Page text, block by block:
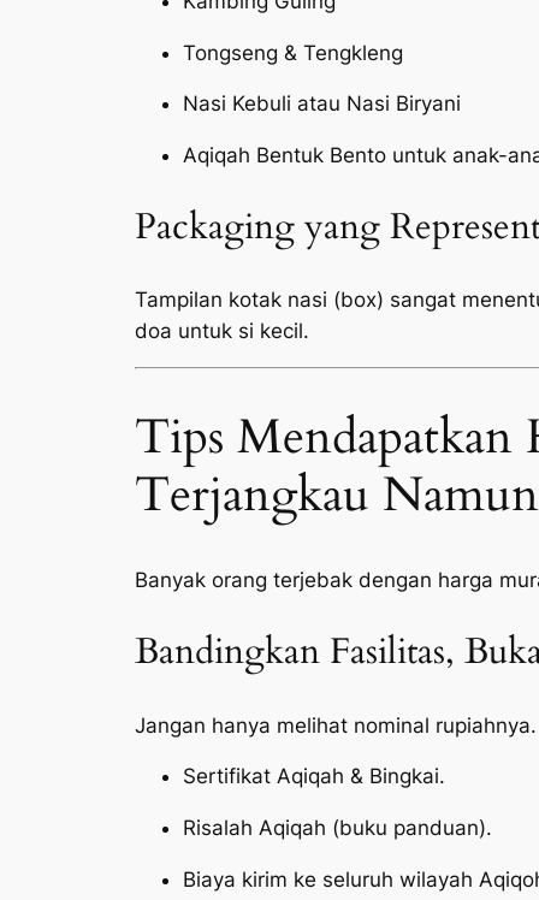
Tongseng & Tengkleng
Nasi Kebuli atau Nasi Biryani
Aqiqah Bentuk Bento untuk anak-
Packaging yang
Tampilan kotak nasi (box) sangat
doa untuk si kecil.
Tips Mendapatkan
Terjangkau
Banyak orang terjebak dengan harga
Bandingkan Fasilitas,
Jangan hanya melihat nominal
Sertifikat Aqiqah & Bingkai.
Risalah Aqiqah (buku panduan).
Biaya kirim ke seluruh wilayah